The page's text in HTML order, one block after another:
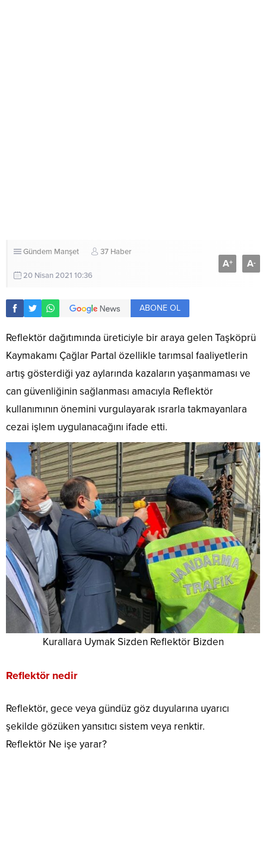
Gündem Manşet 37 Haber
20 Nisan 2021 10:36
A+ A-
ABONE OL
Reflektör dağıtımında üreticiyle bir araya gelen Taşköprü
Kaymakamı Çağlar Partal özellikle tarımsal faaliyetlerin
artış gösterdiği yaz aylarında kazaların yaşanmaması ve
can güvenliğinin sağlanması amacıyla Reflektör
kullanımının önemini vurgulayarak ısrarla takmayanlara
cezai işlem uygulanacağını ifade etti.
Kurallara Uymak Sizden Reflektör Bizden
Reflektör nedir
Reflektör, gece veya gündüz göz duyularına uyarıcı
şekilde gözüken yansıtıcı sistem veya renktir.
Reflektör Ne işe yarar?